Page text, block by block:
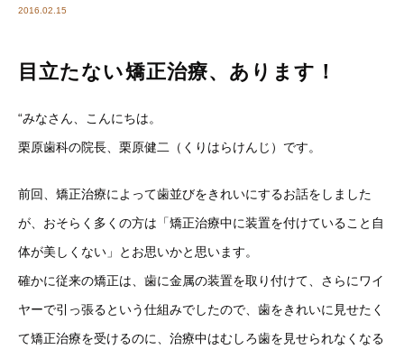
2016.02.15
目立たない矯正治療、あります！
“みなさん、こんにちは。
栗原歯科の院長、栗原健二（くりはらけんじ）です。
前回、矯正治療によって歯並びをきれいにするお話をしました
が、おそらく多くの方は「矯正治療中に装置を付けていること自
体が美しくない」とお思いかと思います。
確かに従来の矯正は、歯に金属の装置を取り付けて、さらにワイ
ヤーで引っ張るという仕組みでしたので、歯をきれいに見せたく
て矯正治療を受けるのに、治療中はむしろ歯を見せられなくなる